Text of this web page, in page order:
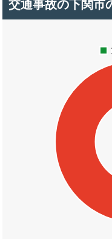
交通事故の下関市